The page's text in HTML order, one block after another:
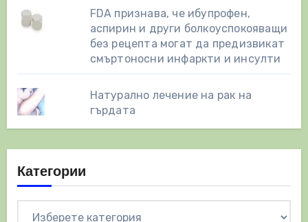
FDA признава, че ибупрофен,
аспирин и други болкоуспокояващи
без рецепта могат да предизвикат
смъртоносни инфаркти и инсулти
Натурално лечение на рак на
гърдата
Категории